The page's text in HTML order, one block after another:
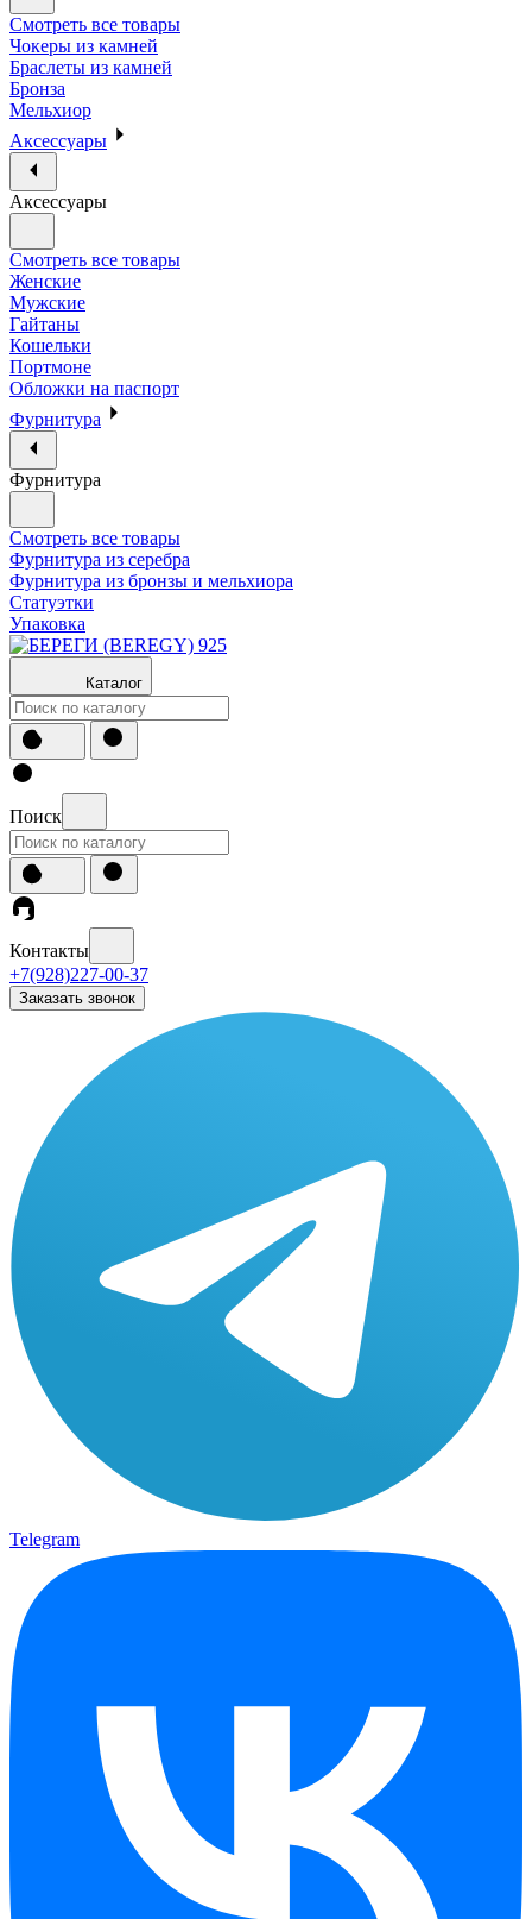
Смотреть все товары
Чокеры из камней
Браслеты из камней
Бронза
Мельхиор
Аксессуары
Аксессуары
Смотреть все товары
Женские
Мужские
Гайтаны
Кошельки
Портмоне
Обложки на паспорт
Фурнитура
Фурнитура
Смотреть все товары
Фурнитура из серебра
Фурнитура из бронзы и мельхиора
Статуэтки
Упаковка
Каталог
Поиск
Контакты
+7(928)227-00-37
Заказать звонок
Telegram